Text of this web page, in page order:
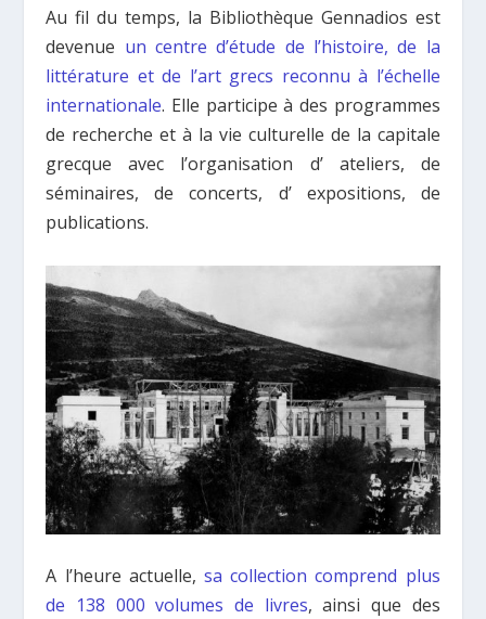
Au fil du temps, la Bibliothèque Gennadios est
devenue un centre d’étude de l’histoire, de la
littérature et de l’art grecs reconnu à l’échelle
internationale. Elle participe à des programmes
de recherche et à la vie culturelle de la capitale
grecque avec l’organisation d’ ateliers, de
séminaires, de concerts, d’ expositions, de
publications.
A l’heure actuelle, sa collection comprend plus
de 138 000 volumes de livres, ainsi que des